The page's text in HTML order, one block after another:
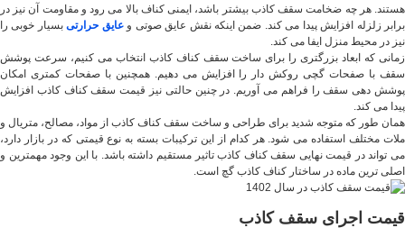
هستند. هر چه ضخامت سقف کاذب بیشتر باشد، ایمنی کناف بالا می رود و مقاومت آن نیز در
برابر زلزله افزایش پیدا می کند. ضمن اینکه نقش عایق صوتی وعایق حرارتی بسیار خوبی را
نیز در محیط منزل ایفا می کند.
زمانی که ابعاد بزرگتری را برای ساخت سقف کناف کاذب انتخاب می ‌کنیم، سرعت پوشش
سقف با صفحات گچی روکش دار را افزایش می دهیم. همچنین با صفحات کمتری امکان
پوشش ‌دهی سقف را فراهم می آوریم. در چنین حالتی نیز قیمت سقف کناف کاذب افزایش
پیدا می کند.
همان طور که متوجه شدید برای طراحی و ساخت سقف کناف کاذب از مواد، مصالح، متریال و
ملات مختلف استفاده می شود. هر کدام از این ترکیبات بسته به نوع قیمتی که در بازار دارد،
می تواند در قیمت نهایی سقف کناف کاذب تاثیر مستقیم داشته باشد. با این وجود مهمترین و
اصلی ترین ماده در ساختار کناف کاذب گچ است.
قیمت اجرای سقف کاذب